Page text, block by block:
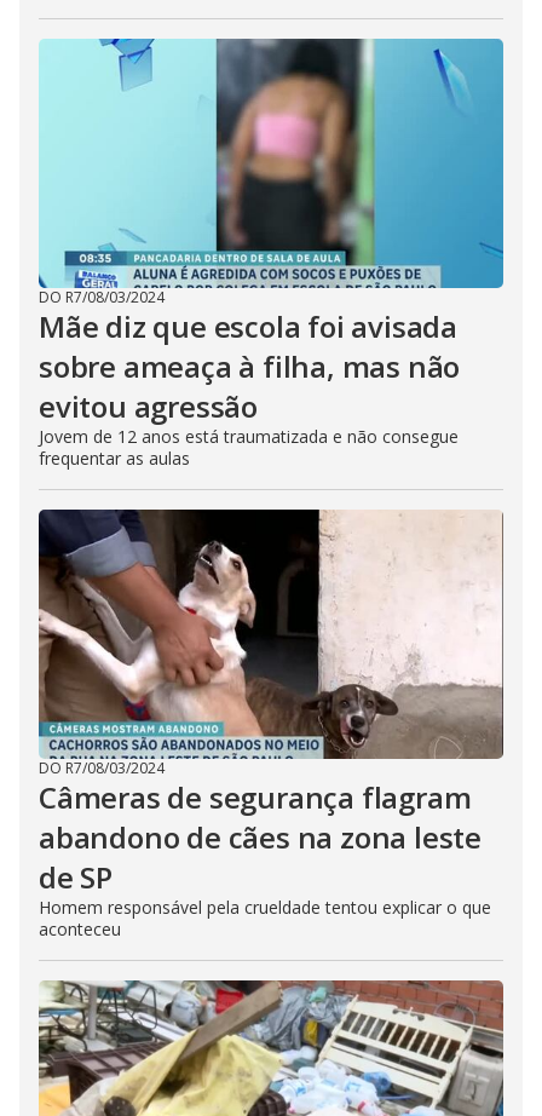
DO R7/08/03/2024
Mãe diz que escola foi avisada
sobre ameaça à filha, mas não
evitou agressão
Jovem de 12 anos está traumatizada e não consegue
frequentar as aulas
DO R7/08/03/2024
Câmeras de segurança flagram
abandono de cães na zona leste
de SP
Homem responsável pela crueldade tentou explicar o que
aconteceu